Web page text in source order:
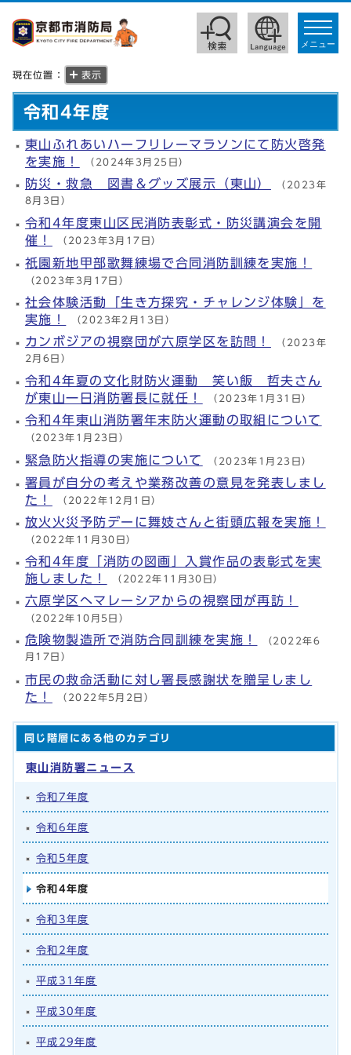
toggle
メニュー
現在位置： 表示
令和4年度
東山ふれあいハーフリレーマラソンにて防火啓発
を実施！ （2024年3月25日）
防災・救急 図書＆グッズ展示（東山） （2023年
8月3日）
令和4年度東山区民消防表彰式・防災講演会を開
催！ （2023年3月17日）
祇園新地甲部歌舞練場で合同消防訓練を実施！
（2023年3月17日）
社会体験活動「生き方探究・チャレンジ体験」を
実施！ （2023年2月13日）
カンボジアの視察団が六原学区を訪問！ （2023年
2月6日）
令和4年夏の文化財防火運動 笑い飯 哲夫さん
が東山一日消防署長に就任！ （2023年1月31日）
令和4年東山消防署年末防火運動の取組について
（2023年1月23日）
緊急防火指導の実施について （2023年1月23日）
署員が自分の考えや業務改善の意見を発表しまし
た！ （2022年12月1日）
放火火災予防デーに舞妓さんと街頭広報を実施！
（2022年11月30日）
令和4年度「消防の図画」入賞作品の表彰式を実
施しました！ （2022年11月30日）
六原学区へマレーシアからの視察団が再訪！
（2022年10月5日）
危険物製造所で消防合同訓練を実施！ （2022年6
月17日）
市民の救命活動に対し署長感謝状を贈呈しまし
た！ （2022年5月2日）
同じ階層にある他のカテゴリ
東山消防署ニュース
令和7年度
令和6年度
令和5年度
令和4年度
令和3年度
令和2年度
平成31年度
平成30年度
平成29年度